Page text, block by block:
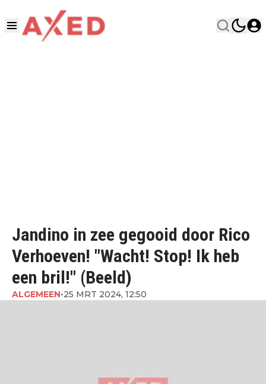
Jandino in zee gegooid door Rico
Verhoeven! "Wacht! Stop! Ik heb
een bril!" (Beeld)
ALGEMEEN•25 MRT 2024, 12:50